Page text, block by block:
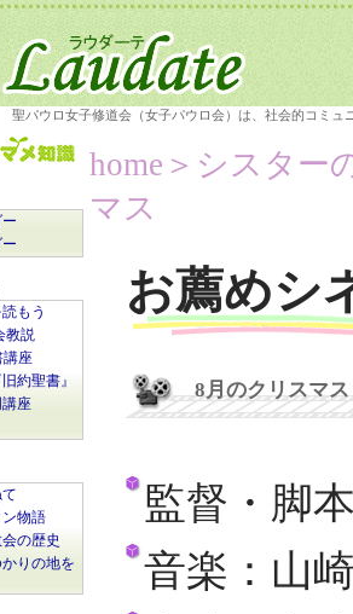
聖パウロ女子修道会（女子パウロ会）は、社会的コミ
もう
教説
講座
約聖書』
講座
ン物語
の歴史
りの地を
home ＞シスター
マス
お薦めシ
8月のクリスマス
監督・脚
音楽：山